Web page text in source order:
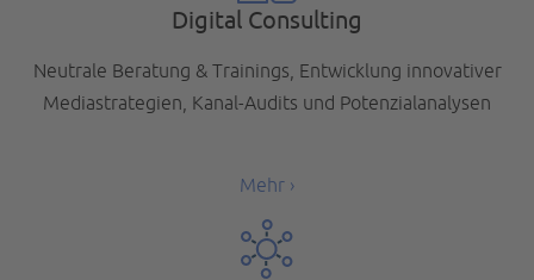
Digital Consulting
Neutrale Beratung & Trainings, Entwicklung innovativer
Mediastrategien, Kanal-Audits und Potenzialanalysen
Mehr ›